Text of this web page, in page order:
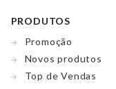
PRODUTOS
Promoção
Novos produtos
Top de Vendas